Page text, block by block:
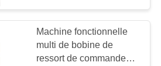
Machine fonctionnelle
multi de bobine de
ressort de commande